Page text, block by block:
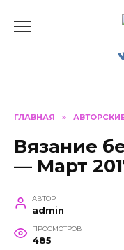
ГЛАВНАЯ »
Вязание
— Март
АВТОР
admin
ПРОСМОТРОВ
485